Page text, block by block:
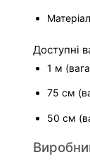
Доступні
1 м
75 см
50 см